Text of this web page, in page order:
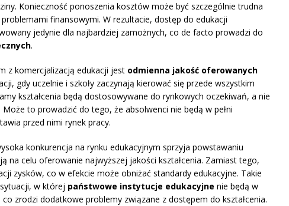
Konieczność ponoszenia kosztów może być szczególnie trudna
finansowymi. W rezultacie, dostęp do edukacji
jedynie dla najbardziej zamożnych, co de facto prowadzi do
.
z komercjalizacją edukacji jest odmienna jakość oferowanych
gdy uczelnie i szkoły zaczynają kierować się przede wszystkim
kształcenia będą dostosowywane do rynkowych oczekiwań, a nie
to prowadzić do tego, że absolwenci nie będą w pełni
przed nimi rynek pracy.
konkurencja na rynku edukacyjnym sprzyja powstawaniu
na celu oferowanie najwyższej jakości kształcenia. Zamiast tego,
zysków, co w efekcie może obniżać standardy edukacyjne. Takie
w której państwowe instytucje edukacyjne nie będą w
zrodzi dodatkowe problemy związane z dostępem do kształcenia.